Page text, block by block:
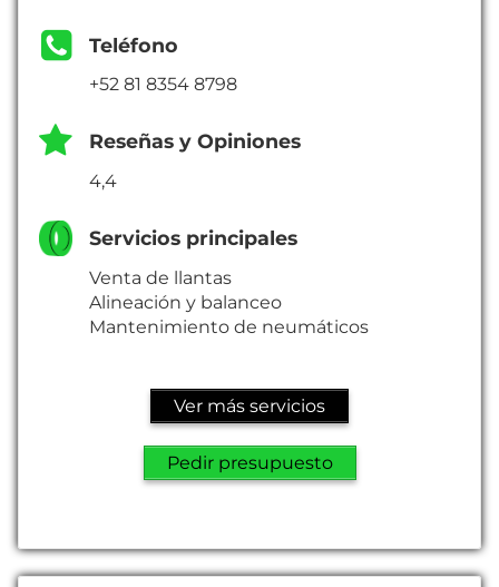
Teléfono
+52 81 8354 8798
Reseñas y Opiniones
4,4
Servicios principales
Venta de llantas
Alineación y balanceo
Mantenimiento de neumáticos
Ver más servicios
Pedir presupuesto